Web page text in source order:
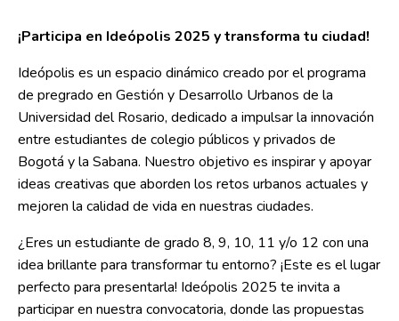
¡Participa en Ideópolis 2025 y transforma tu ciudad!
Ideópolis es un espacio dinámico creado por el programa
de pregrado en Gestión y Desarrollo Urbanos de la
Universidad del Rosario, dedicado a impulsar la innovación
entre estudiantes de colegio públicos y privados de
Bogotá y la Sabana. Nuestro objetivo es inspirar y apoyar
ideas creativas que aborden los retos urbanos actuales y
mejoren la calidad de vida en nuestras ciudades.
¿Eres un estudiante de grado 8, 9, 10, 11 y/o 12 con una
idea brillante para transformar tu entorno? ¡Este es el lugar
perfecto para presentarla! Ideópolis 2025 te invita a
participar en nuestra convocatoria, donde las propuestas